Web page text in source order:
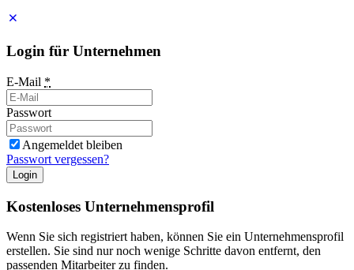
Login für Unternehmen
E-Mail *
Passwort
Angemeldet bleiben
Passwort vergessen?
Login
Kostenloses Unternehmensprofil
Wenn Sie sich registriert haben, können Sie ein Unternehmensprofil
erstellen. Sie sind nur noch wenige Schritte davon entfernt, den
passenden Mitarbeiter zu finden.